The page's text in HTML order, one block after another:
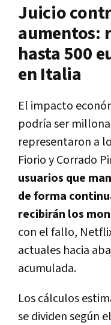
Juicio
aumentos:
hasta 500
en Italia
El impacto
podría ser
representaron a
Fiorio y Corrado
usuarios que
de forma
recibirán los
con el fallo,
actuales hacia
acumulada.
Los cálculos
se dividen según